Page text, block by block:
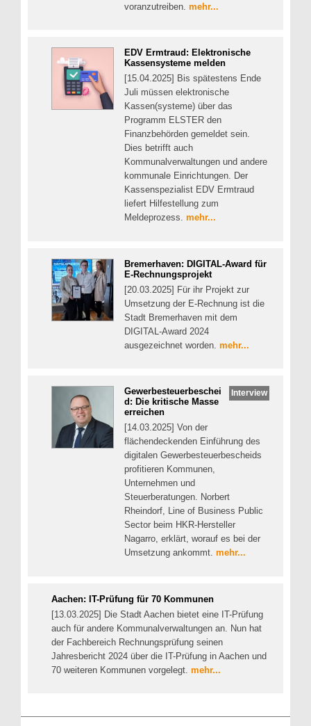
voranzutreiben. mehr...
EDV Ermtraud: Elektronische
Kassensysteme melden
[15.04.2025] Bis spätestens Ende
Juli müssen elektronische
Kassen(systeme) über das
Programm ELSTER den
Finanzbehörden gemeldet sein.
Dies betrifft auch
Kommunalverwaltungen und andere
kommunale Einrichtungen. Der
Kassenspezialist EDV Ermtraud
liefert Hilfestellung zum
Meldeprozess. mehr...
Bremerhaven: DIGITAL-Award für
E-Rechnungsprojekt
[20.03.2025] Für ihr Projekt zur
Umsetzung der E-Rechnung ist die
Stadt Bremerhaven mit dem
DIGITAL-Award 2024
ausgezeichnet worden. mehr...
Interview
Gewerbesteuerbeschei
d: Die kritische Masse
erreichen
[14.03.2025] Von der
flächendeckenden Einführung des
digitalen Gewerbesteuerbescheids
profitieren Kommunen,
Unternehmen und
Steuerberatungen. Norbert
Rheindorf, Line of Business Public
Sector beim HKR-Hersteller
Nagarro, erklärt, worauf es bei der
Umsetzung ankommt. mehr...
Aachen: IT-Prüfung für 70 Kommunen
[13.03.2025] Die Stadt Aachen bietet eine IT-Prüfung
auch für andere Kommunalverwaltungen an. Nun hat
der Fachbereich Rechnungsprüfung seinen
Jahresbericht 2024 über die IT-Prüfung in Aachen und
70 weiteren Kommunen vorgelegt. mehr...